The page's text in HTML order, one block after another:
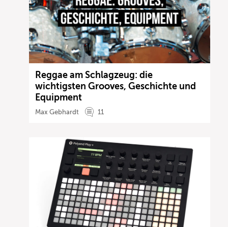
Reggae am Schlagzeug: die
wichtigsten Grooves, Geschichte und
Equipment
Max Gebhardt 11